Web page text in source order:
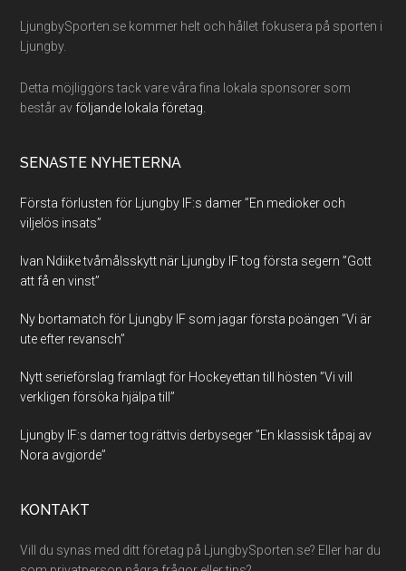
LjungbySporten.se kommer helt och hållet fokusera på sporten i
Ljungby.
Detta möjliggörs tack vare våra fina lokala sponsorer som
består av följande lokala företag.
SENASTE NYHETERNA
Första förlusten för Ljungby IF:s damer ”En medioker och
viljelös insats”
Ivan Ndiike tvåmålsskytt när Ljungby IF tog första segern ”Gott
att få en vinst”
Ny bortamatch för Ljungby IF som jagar första poängen ”Vi är
ute efter revansch”
Nytt serieförslag framlagt för Hockeyettan till hösten ”Vi vill
verkligen försöka hjälpa till”
Ljungby IF:s damer tog rättvis derbyseger ”En klassisk tåpaj av
Nora avgjorde”
KONTAKT
Vill du synas med ditt företag på LjungbySporten.se? Eller har du